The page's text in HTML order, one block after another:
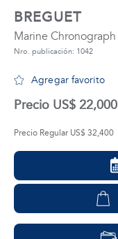
BREGUET
Marine Chronograph
Nro. publicación: 1042
Agregar favorito
Precio US$ 22,000
Precio Regular US$ 32,400